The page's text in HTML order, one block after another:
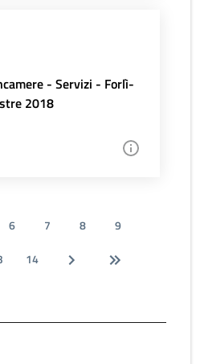
- Servizi - Forlì-
2018
6 7 8
9
14